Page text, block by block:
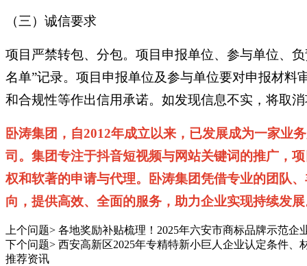
（三）诚信要求
项目严禁转包、分包。项目申报单位、参与单位、
名单”记录。项目申报单位及参与单位要对申报材
和合规性等作出信用承诺。如发现信息不实，将取
卧涛集团，自2012年成立以来，已发展成为一家业
司。集团专注于抖音短视频与网站关键词的推广，
权和软著的申请与代理。卧涛集团凭借专业的团队
向，提供高效、全面的服务，助力企业实现持续发
上个问题> 各地奖励补贴梳理！2025年六安市商标品牌示范企
下个问题> 西安高新区2025年专精特新小巨人企业认定条件、
推荐资讯